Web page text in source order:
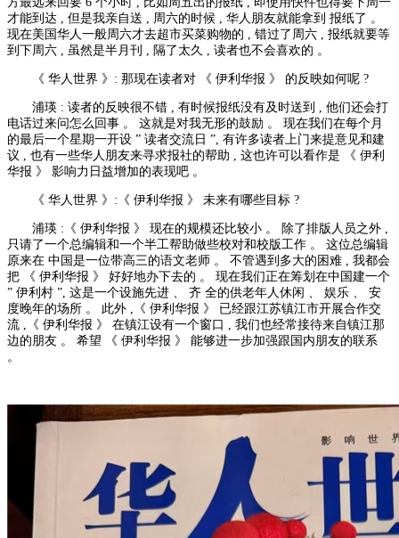
才能到达 , 但是我亲自送 , 周六的时候 , 华人朋友就能拿到 报纸了 。
现在美国华人一般周六才去超市买菜购物的 , 错过了周六 , 报纸就要等
到下周六 , 虽然是半月刊 , 隔了太久 , 读者也不会喜欢的 。
《 华人世界 》: 那现在读者对 《 伊利华报 》 的反映如何呢 ?
浦瑛 : 读者的反映很不错 , 有时候报纸没有及时送到 , 他们还会打
电话过来问怎么回事 。 这就是对我无形的鼓励 。 现在我们在每个月
的最后一个星期一开设 ” 读者交流日 ”, 有许多读者上门来提意见和建
议 , 也有一些华人朋友来寻求报社的帮助 , 这也许可以看作是 《 伊利
华报 》 影响力日益增加的表现吧 。
《 华人世界 》:《 伊利华报 》 未来有哪些目标 ?
浦瑛 :《 伊利华报 》 现在的规模还比较小 。 除了排版人员之外 ,
只请了一个总编辑和一个半工帮助做些校对和校版工作 。 这位总编辑
原来在 中国是一位带高三的语文老师 。 不管遇到多大的困难 , 我都会
把 《 伊利华报 》 好好地办下去的 。 现在我们正在筹划在中国建一个
” 伊利村 ”, 这是一个设施先进 、 齐 全的供老年人休闲 、 娱乐 、 安
度晚年的场所 。 此外 ,《 伊利华报 》 已经跟江苏镇江市开展合作交
流 ,《 伊利华报 》 在镇江设有一个窗口 , 我们也经常接待来自镇江那
边的朋友 。 希望 《 伊利华报 》 能够进一步加强跟国内朋友的联系
。